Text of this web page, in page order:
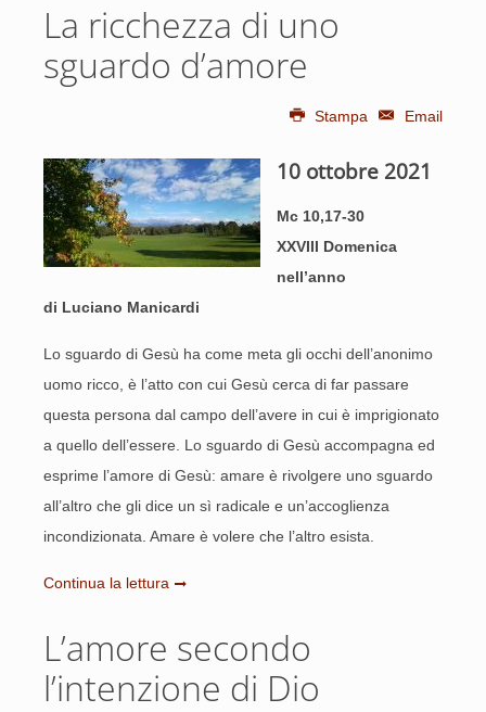
La ricchezza di uno
sguardo d’amore
Stampa Email
10 ottobre 2021
Mc 10,17-30
XXVIII Domenica
nell’anno
di Luciano Manicardi
Lo sguardo di Gesù ha come meta gli occhi dell’anonimo
uomo ricco, è l’atto con cui Gesù cerca di far passare
questa persona dal campo dell’avere in cui è imprigionato
a quello dell’essere. Lo sguardo di Gesù accompagna ed
esprime l’amore di Gesù: amare è rivolgere uno sguardo
all’altro che gli dice un sì radicale e un’accoglienza
incondizionata. Amare è volere che l’altro esista.
Continua la lettura
L’amore secondo
l’intenzione di Dio